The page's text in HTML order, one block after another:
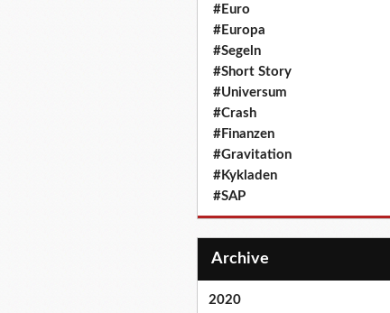
#Euro
#Europa
#Segeln
#Short Story
#Universum
#Crash
#Finanzen
#Gravitation
#Kykladen
#SAP
Archive
2020